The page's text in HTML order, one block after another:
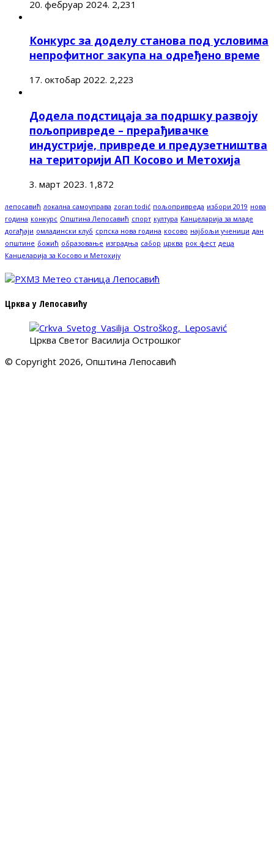
20. фебруар 2024. 2,231
Конкурс за доделу станова под условима
непрофитног закупа на одређено време
17. октобар 2022. 2,223
Додела подстицаја за подршку развоју
пољопривреде – прерађивачке
индустрије, привреде и предузетништва
на територији АП Косово и Метохија
3. март 2023. 1,872
лепосавић локална самоуправа zoran todić пољопривреда избори 2019 нова
година конкурс Општина Лепосавић спорт култура Канцеларија за младе
догађаји омладински клуб српска нова година косово најбољи ученици дан
општине божић образовање изградња сабор црква рок фест деца
Канцеларија за Косово и Метохију
Црква у Лепосавићу
Црква Светог Василија Острошког
© Copyright 2026, Општина Лепосавић